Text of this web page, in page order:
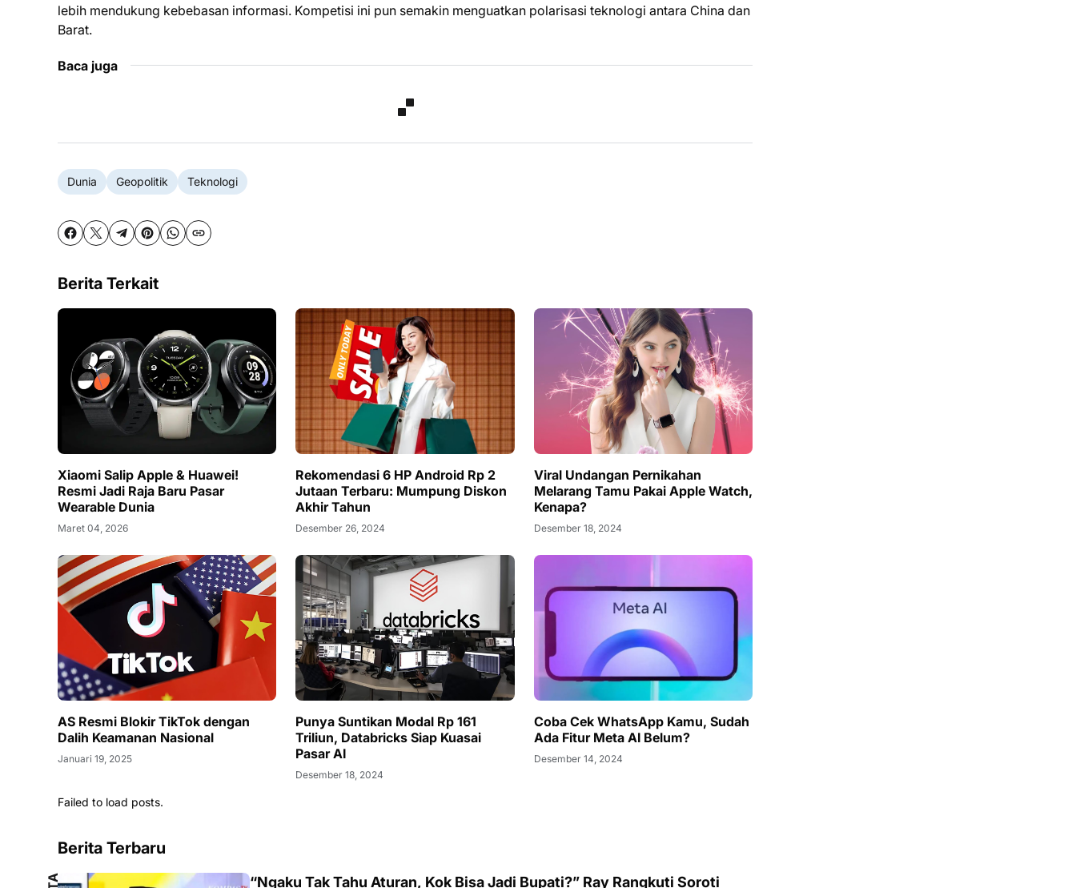
lebih mendukung kebebasan informasi. Kompetisi ini pun semakin menguatkan polarisasi teknologi antara China dan
Barat.
Baca juga
Dunia Geopolitik Teknologi
Berita Terkait
Xiaomi Salip Apple & Huawei!
Resmi Jadi Raja Baru Pasar
Wearable Dunia
Maret 04, 2026
Rekomendasi 6 HP Android Rp 2
Jutaan Terbaru: Mumpung Diskon
Akhir Tahun
Desember 26, 2024
Viral Undangan Pernikahan
Melarang Tamu Pakai Apple Watch,
Kenapa?
Desember 18, 2024
AS Resmi Blokir TikTok dengan
Dalih Keamanan Nasional
Januari 19, 2025
Punya Suntikan Modal Rp 161
Triliun, Databricks Siap Kuasai
Pasar AI
Desember 18, 2024
Coba Cek WhatsApp Kamu, Sudah
Ada Fitur Meta AI Belum?
Desember 14, 2024
Failed to load posts.
Berita Terbaru
“Ngaku Tak Tahu Aturan, Kok Bisa Jadi Bupati?” Ray Rangkuti Soroti